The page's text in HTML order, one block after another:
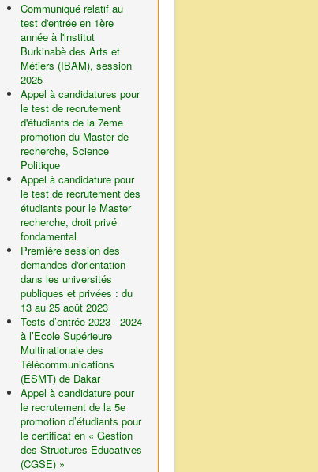
Communiqué relatif au
test d'entrée en 1ère
année à l'lnstitut
Burkinabè des Arts et
Métiers (IBAM), session
2025
Appel à candidatures pour
le test de recrutement
d'étudiants de la 7eme
promotion du Master de
recherche, Science
Politique
Appel à candidature pour
le test de recrutement des
étudiants pour le Master
recherche, droit privé
fondamental
Première session des
demandes d'orientation
dans les universités
publiques et privées : du
13 au 25 août 2023
Tests d’entrée 2023 - 2024
à l’Ecole Supérieure
Multinationale des
Télécommunications
(ESMT) de Dakar
Appel à candidature pour
le recrutement de la 5e
promotion d’étudiants pour
le certificat en « Gestion
des Structures Educatives
(CGSE) »